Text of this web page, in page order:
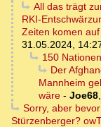
All das trägt
RKI-
Zeiten komen
31.05.2024,
150 Nationen
Der
Mannheim
wäre - Joe68,
Sorry, aber
Stürzenberger?